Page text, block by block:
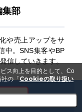
集部
や売上アップをサ
中。SNS集客やBP
信していきます。
ス向上を目的として、Co
の「Cookieの取り扱い